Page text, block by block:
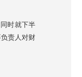
时就下半
责人对财